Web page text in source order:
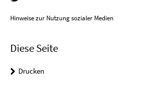
Hinweise zur Nutzung sozialer Medien
Diese Seite
Drucken